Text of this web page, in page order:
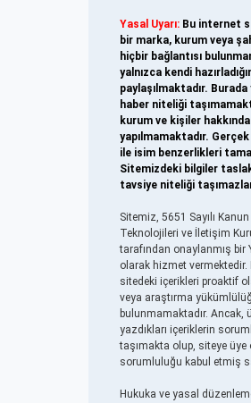
Yasal Uyarı: Bu internet
bir marka, kurum veya
hiçbir bağlantısı
yalnızca kendi
paylaşılmaktadır.
haber niteliği
kurum ve kişiler hakkında
yapılmamaktadır.
ile isim benzerlikleri
Sitemizdeki bilgiler
tavsiye niteliği
Sitemiz, 5651 Sayılı
Teknolojileri ve İletişim
tarafından onaylanmış bir
olarak hizmet vermektedir.
sitedeki içerikleri proaktif
veya araştırma
bulunmamaktadır. Ancak,
yazdıkları içeriklerin
taşımakta olup, siteye üye
sorumluluğu kabul etmiş
Hukuka ve yasal